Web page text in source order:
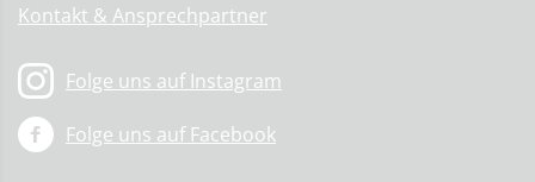
Kontakt & Ansprechpartner
Folge uns auf Instagram
Folge uns auf Facebook